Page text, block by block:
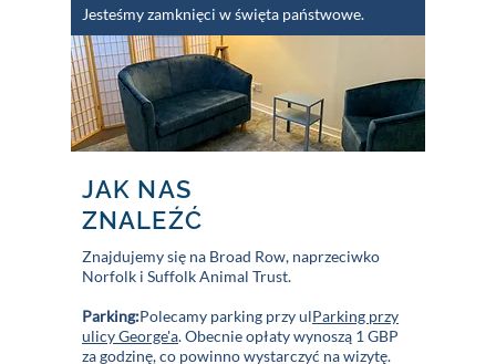
Jesteśmy zamknięci w święta państwowe.
JAK NAS
ZNALEŹĆ
Znajdujemy się na Broad Row, naprzeciwko
Norfolk i Suffolk Animal Trust.
Parking:Polecamy parking przy ulParking przy
ulicy George'a. Obecnie opłaty wynoszą 1 GBP
za godzinę, co powinno wystarczyć na wizytę.